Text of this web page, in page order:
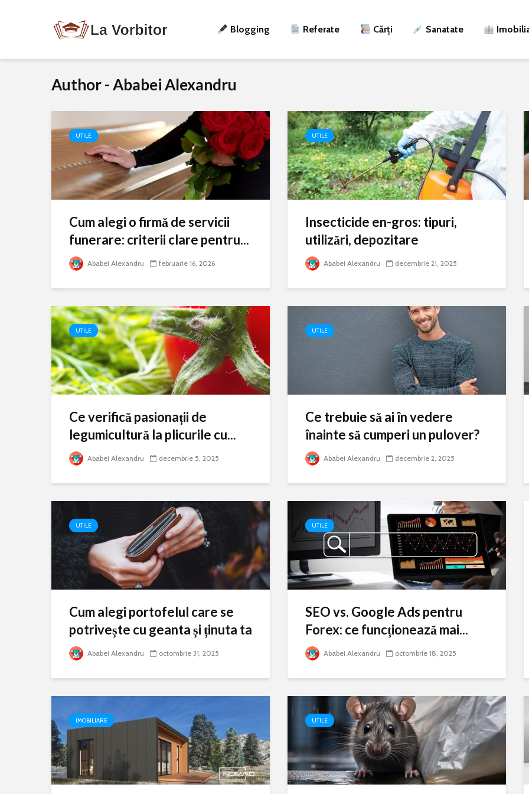
Blogging Referate Cărți Sanatate
Author - Ababei Alexandru
UTILE
Cum alegi o firmă de servicii
funerare: criterii clare pentru...
Ababei Alexandru februarie 16, 2026
UTILE
Insecticide en-gros: tipuri,
utilizări, depozitare
Ababei Alexandru decembrie 21, 2025
UTILE
Ce verifică pasionații de
legumicultură la plicurile cu...
Ababei Alexandru decembrie 5, 2025
UTILE
Ce trebuie să ai în vedere
înainte să cumperi un pulover?
Ababei Alexandru decembrie 2, 2025
UTILE
Cum alegi portofelul care se
potrivește cu geanta și ținuta ta
Ababei Alexandru octombrie 31, 2025
UTILE
SEO vs. Google Ads pentru
Forex: ce funcționează mai...
Ababei Alexandru octombrie 18, 2025
IMOBILIARE UTILE